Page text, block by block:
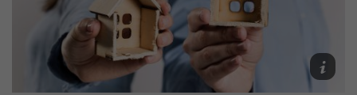
Freepik